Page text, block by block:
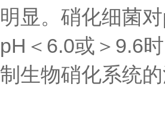
明显。硝化细菌
pH＜6.0或＞9.6
制生物硝化系统